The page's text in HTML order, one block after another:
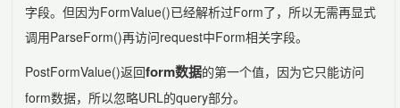
字段。但因为FormValue()已经解析过Form了，所以无需再显式
调用ParseForm()再访问request中Form相关字段。
PostFormValue()返回form数据的第一个值，因为它只能访问
form数据，所以忽略URL的query部分。